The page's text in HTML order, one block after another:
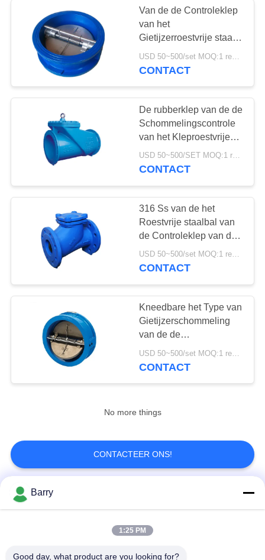
PRIVACYBELEID
Van de de Controleklep
van het
Gietijzerroestvrije staal
van de de
Vlinderschommeling van
USD 50~500/set MOQ:1 reeks
CONTACT
De rubberklep van de de
Schommelingscontrole
van het Kleproestvrije
staal voor Water en
Oliedamp
USD 50~500/SET MOQ:1 reeks
CONTACT
316 Ss van de het
Roestvrije staalbal van
de Controleklep van de
de Controleklep van het
de Tegendrukbehoud
USD 50~500/set MOQ:1 reeks
CONTACT
Kneedbare het Type van
Gietijzerschommeling
van de de
Veiligheidsverrichting
van de Controleklep de
CONTACT
No more things
CONTACTEER ONS!
populaire categorieën
Barry
1:25 PM
Good day, what product are you looking for?